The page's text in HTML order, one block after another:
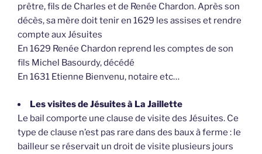
prêtre, fils de Charles et de Renée Chardon. Après son
décès, sa mère doit tenir en 1629 les assises et rendre
compte aux Jésuites
En 1629 Renée Chardon reprend les comptes de son
fils Michel Basourdy, décédé
En 1631 Etienne Bienvenu, notaire etc…
Les visites de Jésuites à La Jaillette
Le bail comporte une clause de visite des Jésuites. Ce
type de clause n’est pas rare dans des baux à ferme : le
bailleur se réservait un droit de visite plusieurs jours